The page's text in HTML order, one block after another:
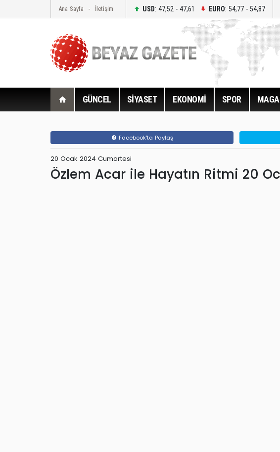
Ana Sayfa İletişim USD: 47,52 - 47,61 EURO: 54,77 - 54,87
GÜNCEL SİYASET EKONOMİ SPOR
Facebook'ta Paylaş
20 Ocak 2024 Cumartesi
Özlem Acar ile Hayatın Ritmi 20